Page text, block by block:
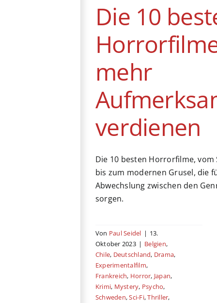
Die 10
mehr
verdienen
Die 10 besten Horrorfilme,
bis zum modernen Grusel, die
Abwechslung zwischen den
sorgen.
Von Paul Seidel | 13.
Oktober 2023 | Belgien,
Chile, Deutschland, Drama,
Experimentalfilm,
Frankreich, Horror, Japan,
Krimi, Mystery, Psycho,
Schweden,Sci-Fi,Thriller,